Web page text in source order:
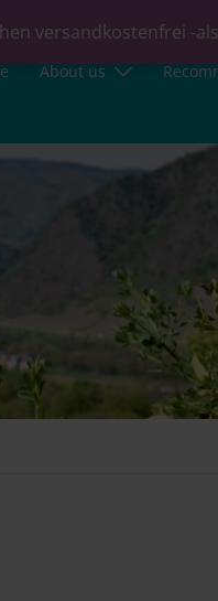
versandkostenfrei -
About us